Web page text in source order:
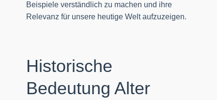
Beispiele verständlich zu machen und ihre
Relevanz für unsere heutige Welt aufzuzeigen.
Historische
Bedeutung Alter